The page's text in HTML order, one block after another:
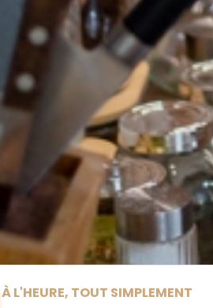
À L'HEURE, TOUT SIMPLEMENT